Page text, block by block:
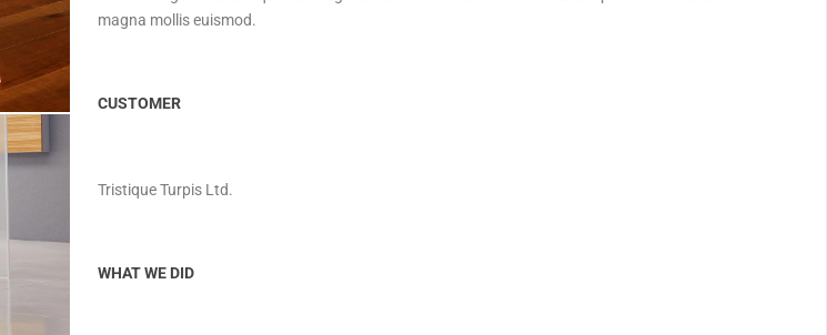
magna mollis euismod.
CUSTOMER
Tristique Turpis Ltd.
WHAT WE DID